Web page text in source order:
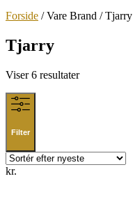
Forside / Vare Brand / Tjarry
Tjarry
Viser 6 resultaterSorted
Filter
kr.